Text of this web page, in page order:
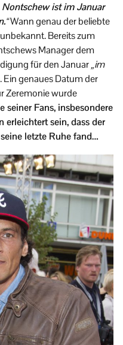
Nontschew ist im Januar
Wann genau der beliebte
Bereits zum
Manager dem
für den Januar„im
Ein genaues Datum der
Zeremonie wurde
seiner Fans, insbesondere
erleichtert sein, dass der
letzte Ruhe fand…